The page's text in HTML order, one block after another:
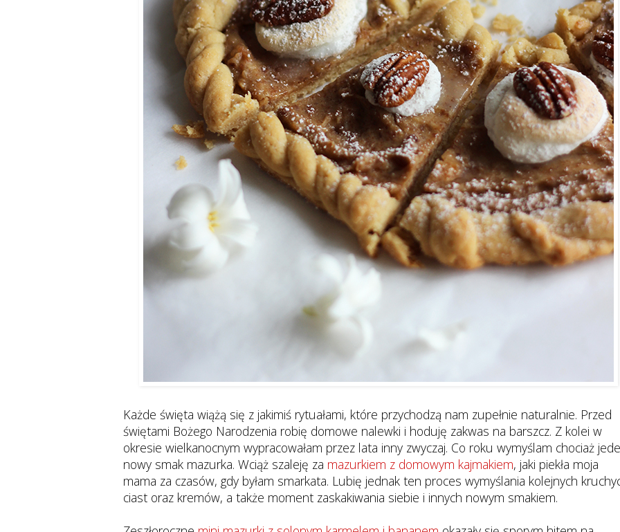
Każde święta wiążą się z jakimiś rytuałami, które przychodzą nam zupełnie naturalnie. Przed
świętami Bożego Narodzenia robię domowe nalewki i hoduję zakwas na barszcz. Z kolei w
okresie wielkanocnym wypracowałam przez lata inny zwyczaj. Co roku wymyślam chociaż
nowy smak mazurka. Wciąż szaleję za mazurkiem z domowym kajmakiem, jaki piekła moja
mama za czasów, gdy byłam smarkata. Lubię jednak ten proces wymyślania kolejnych
ciast oraz kremów, a także moment zaskakiwania siebie i innych nowym smakiem.